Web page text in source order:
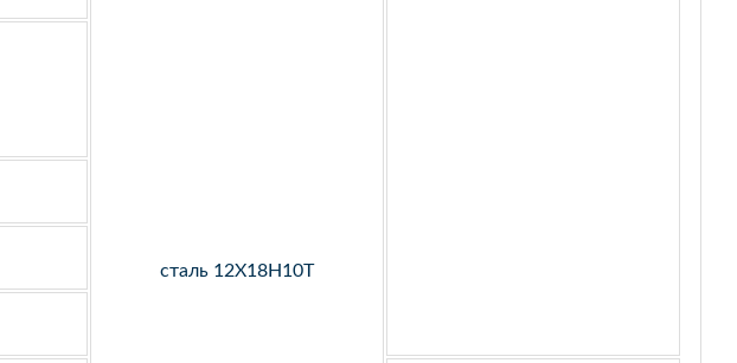
сталь 12Х18Н10Т